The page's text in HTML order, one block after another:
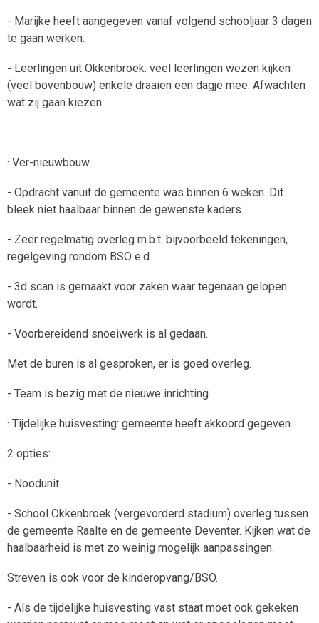
- Marijke heeft aangegeven vanaf volgend schooljaar 3 dagen
te gaan werken.
- Leerlingen uit Okkenbroek: veel leerlingen wezen kijken
(veel bovenbouw) enkele draaien een dagje mee. Afwachten
wat zij gaan kiezen.
· Ver-nieuwbouw
- Opdracht vanuit de gemeente was binnen 6 weken. Dit
bleek niet haalbaar binnen de gewenste kaders.
- Zeer regelmatig overleg m.b.t. bijvoorbeeld tekeningen,
regelgeving rondom BSO e.d.
- 3d scan is gemaakt voor zaken waar tegenaan gelopen
wordt.
- Voorbereidend snoeiwerk is al gedaan.
Met de buren is al gesproken, er is goed overleg.
- Team is bezig met de nieuwe inrichting.
· Tijdelijke huisvesting: gemeente heeft akkoord gegeven.
2 opties:
- Noodunit
- School Okkenbroek (vergevorderd stadium) overleg tussen
de gemeente Raalte en de gemeente Deventer. Kijken wat de
haalbaarheid is met zo weinig mogelijk aanpassingen.
Streven is ook voor de kinderopvang/BSO.
- Als de tijdelijke huisvesting vast staat moet ook gekeken